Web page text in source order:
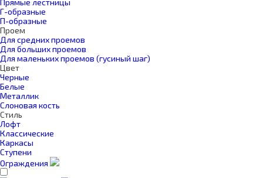
Прямые лестницы
Г-образные
П-образные
Проем
Для средних проемов
Для больших проемов
Для маленьких проемов (гусиный шаг)
Цвет
Черные
Белые
Металлик
Слоновая кость
Стиль
Лофт
Классические
Каркасы
Ступени
Ограждения